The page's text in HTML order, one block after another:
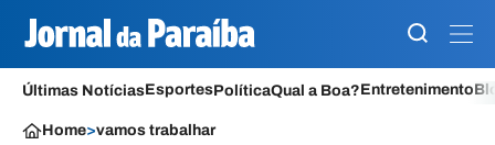
Últimas NotíciasEsportesPolíticaQual a Boa?Entretenimento
Home>vamos trabalhar